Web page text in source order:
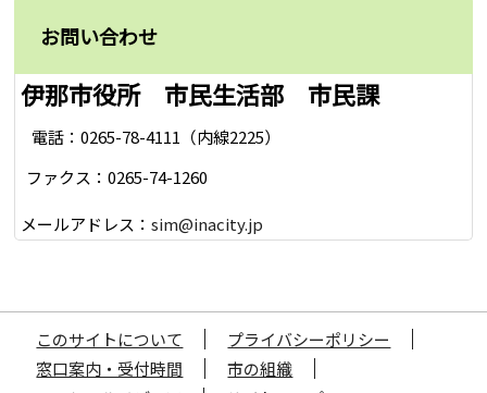
お問い合わせ
伊那市役所 市民生活部 市民課
電話：0265-78-4111（内線2225）
ファクス：0265-74-1260
メールアドレス：sim@inacity.jp
このサイトについて
プライバシーポリシー
窓口案内・受付時間
市の組織